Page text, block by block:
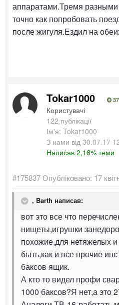
аппаратами.Тремя
точно как попробовать
после жигуля.Ездил на
Tokar1000 37
Користувачі
122 публікації
Ім'я: Tokar1000
З нами від 30.07.17
Написав 2,16% теми
#175837Опубліковано: 17
, Barth написав:
вот это все что
нищеты,игрушки
похожие,для нетяжелых и
быть,как и все прочие
баксов ящик.
А кто то видел профи
1000 баксов?Я нет,а это